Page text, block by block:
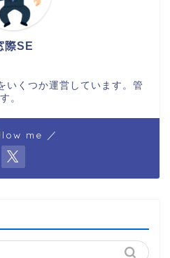
際SE
いくつか運営しています。管
。
me ／